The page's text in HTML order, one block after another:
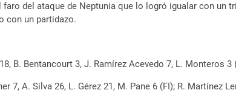
del ataque de Neptunia que lo logró igualar con un
con un partidazo.
B. Bentancourt 3, J. Ramírez Acevedo 7, L. Monteros
7, A. Silva 26, L. Gérez 21, M. Pane 6 (FI); R. Martínez